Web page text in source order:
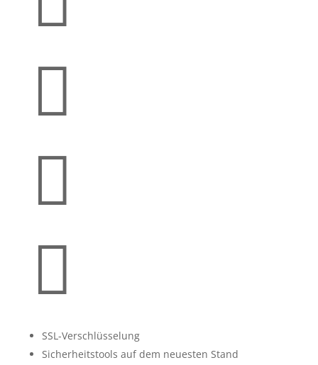



SSL-Verschlüsselung
Sicherheitstools auf dem neuesten Stand